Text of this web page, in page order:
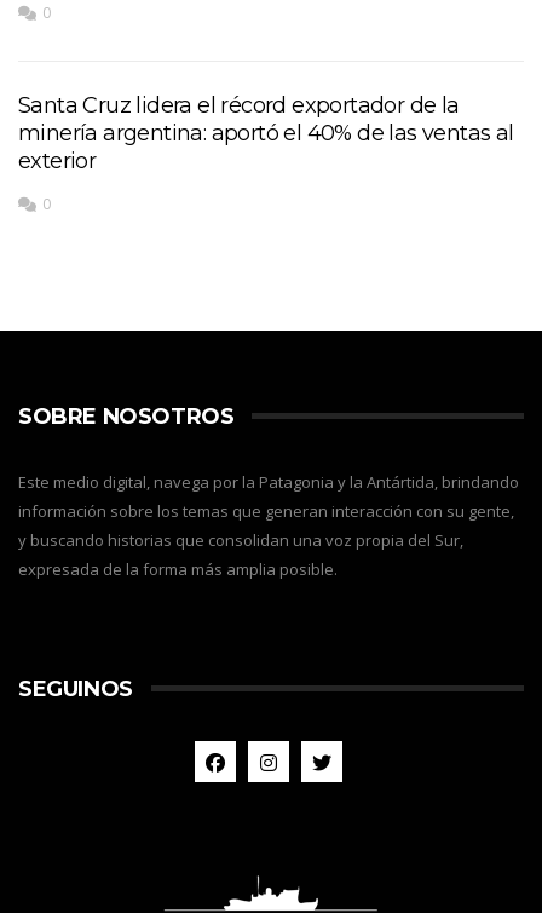
0
Santa Cruz lidera el récord exportador de la
minería argentina: aportó el 40% de las ventas al
exterior
0
SOBRE NOSOTROS
Este medio digital, navega por la Patagonia y la Antártida, brindando
información sobre los temas que generan interacción con su gente,
y buscando historias que consolidan una voz propia del Sur,
expresada de la forma más amplia posible.
SEGUINOS